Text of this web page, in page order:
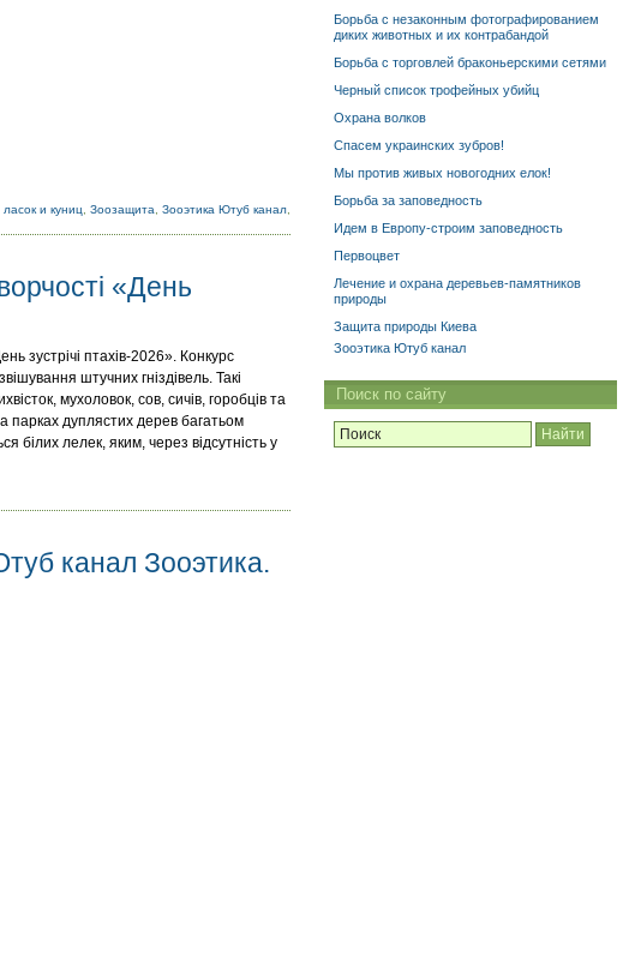
и куниц ,Зоозащита ,Зооэтика Ютуб канал
«День
зустрічі птахів-2026». Конкурс
штучних гніздівель. Такі
мухоловок, сов, сичів, горобців та
парках дуплястих дерев багатьом
білих лелек, яким, через відсутність у
канал Зооэтика.
Борьба с незаконным фотографированием
диких животных и их контрабандой
Борьба с торговлей браконьерскими сетями
Черный список трофейных убийц
Охрана волков
Спасем украинских зубров!
Мы против живых новогодних елок!
Борьба за заповедность
Идем в Европу-строим заповедность
Первоцвет
Лечение и охрана деревьев-памятников
природы
Защита природы Киева
Зооэтика Ютуб канал
Поиск по сайту